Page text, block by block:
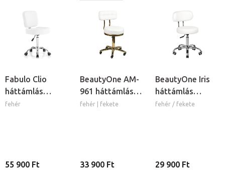
Fabulo Clio
háttámlás
kozmetikai szék
fehér
55 900 Ft
BeautyOne AM-
961 háttámlás
kozmetikai szék
fehér | fekete
33 900 Ft
BeautyOne Iris
háttámlás
kozmetikai szék
fehér / fekete
29 900 Ft